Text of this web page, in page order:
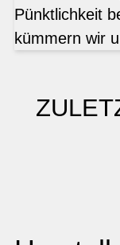
Pünktlichkeit
kümmern wir